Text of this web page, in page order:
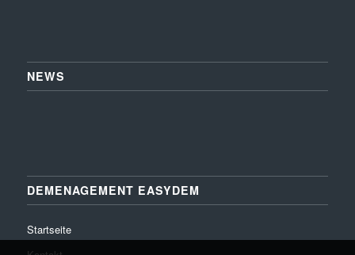
NEWS
DEMENAGEMENT EASYDEM
Startseite